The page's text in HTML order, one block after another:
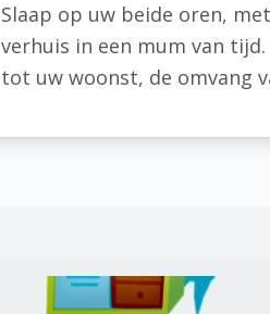
Slaap op uw beide oren,
verhuis in een mum van
tot uw woonst, de omvang